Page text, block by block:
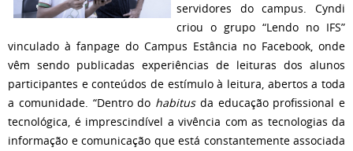
servidores do campus. Cyndi
criou o grupo “Lendo no IFS”
vinculado à fanpage do Campus Estância no Facebook, onde
vêm sendo publicadas experiências de leituras dos alunos
participantes e conteúdos de estímulo à leitura, abertos a toda
a comunidade. “Dentro do habitusda educação profissional e
tecnológica, é imprescindível a vivência com as tecnologias da
informação e comunicação que está constantemente associada